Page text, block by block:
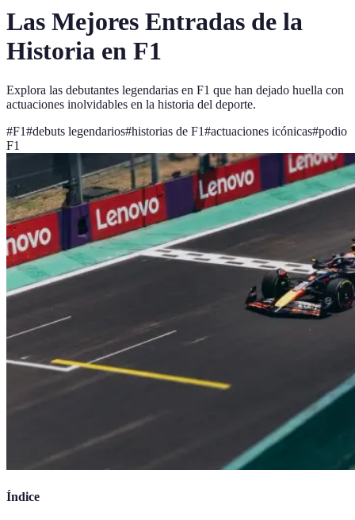
Las Mejores Entradas de la
Historia en F1
Explora las debutantes legendarias en F1 que han dejado huella con
actuaciones inolvidables en la historia del deporte.
#F1#debuts legendarios#historias de F1#actuaciones icónicas#podio
F1
Índice